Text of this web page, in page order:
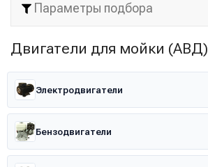
Параметры подбора
Двигатели для мойки (АВД)
Электродвигатели
Бензодвигатели